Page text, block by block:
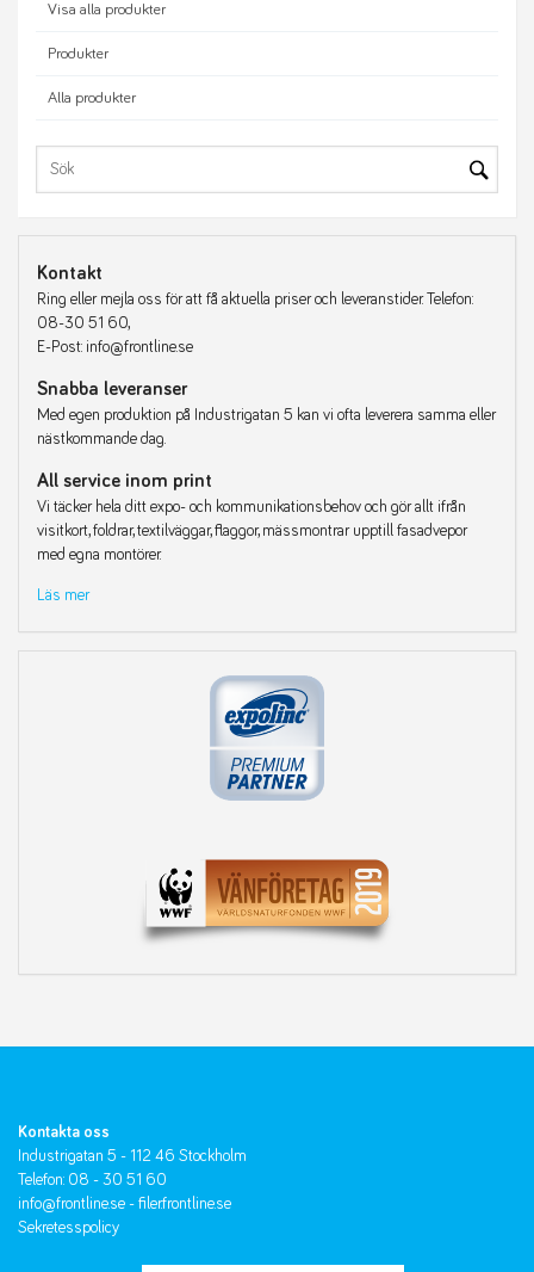
Visa alla produkter
Produkter
Alla produkter
Kontakt
Ring eller mejla oss för att få aktuella priser och leveranstider. Telefon:
08-30 51 60,
E-Post: info@frontline.se
Snabba leveranser
Med egen produktion på Industrigatan 5 kan vi ofta leverera samma eller
nästkommande dag.
All service inom print
Vi täcker hela ditt expo- och kommunikationsbehov och gör allt ifrån
visitkort, foldrar, textilväggar, flaggor, mässmontrar upptill fasadvepor
med egna montörer.
Läs mer
Kontakta oss
Industrigatan 5 - 112 46 Stockholm
Telefon: 08 - 30 51 60
info@frontline.se - filer.frontline.se
Sekretesspolicy